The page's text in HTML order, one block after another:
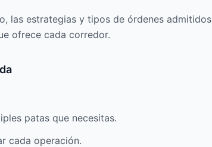
las estrategias y tipos de órdenes
ofrece cada corredor.
patas que necesitas.
cada operación.